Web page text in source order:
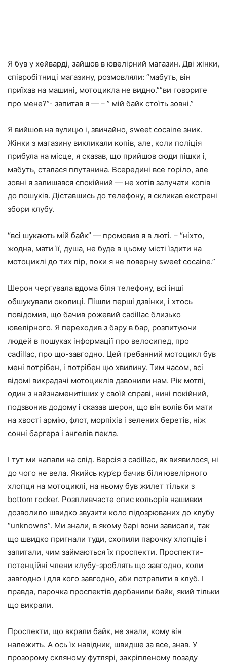
Я був у хейварді, зайшов в ювелірний магазин. Дві жінки,
співробітниці магазину, розмовляли: “мабуть, він
приїхав на машині, мотоцикла не видно.””ви говорите
про мене?”- запитав я — – ” мій байк стоїть зовні.”
Я вийшов на вулицю і, звичайно, sweet cocaine зник.
Жінки з магазину викликали копів, але, коли поліція
прибула на місце, я сказав, що прийшов сюди пішки і,
мабуть, сталася плутанина. Всередині все горіло, але
зовні я залишався спокійний — не хотів залучати копів
до пошуків. Діставшись до телефону, я скликав екстрені
збори клубу.
“всі шукають мій байк” — промовив я в люті. – “ніхто,
жодна, мати її, душа, не буде в цьому місті їздити на
мотоциклі до тих пір, поки я не поверну sweet cocaine.”
Шерон чергувала вдома біля телефону, всі інші
обшукували околиці. Пішли перші дзвінки, і хтось
повідомив, що бачив рожевий cadillac близько
ювелірного. Я переходив з бару в бар, розпитуючи
людей в пошуках інформації про велосипед, про
cadillac, про що-завгодно. Цей гребанний мотоцикл був
мені потрібен, і потрібен цю хвилину. Тим часом, всі
відомі викрадачі мотоциклів дзвонили нам. Рік мотлі,
один з найзнаменитіших у своїй справі, нині покійний,
подзвонив додому і сказав шерон, що він волів би мати
на хвості армію, флот, морпіхів і зелених беретів, ніж
сонні баргера і ангелів пекла.
І тут ми напали на слід. Версія з cadillac, як виявилося, ні
до чого не вела. Якийсь кур’єр бачив біля ювелірного
хлопця на мотоциклі, на ньому був жилет тільки з
bottom rocker. Розпливчасте опис кольорів нашивки
дозволило швидко звузити коло підозрюваних до клубу
“unknowns”. Ми знали, в якому барі вони зависали, так
що швидко пригнали туди, схопили парочку хлопців і
запитали, чим займаються їх проспекти. Проспекти-
потенційні члени клубу-зроблять що завгодно, коли
завгодно і для кого завгодно, аби потрапити в клуб. І
правда, парочка проспектів дербанили байк, який тільки
що викрали.
Проспекти, що вкрали байк, не знали, кому він
належить. А ось їх навідник, швидше за все, знав. У
прозорому скляному футлярі, закріпленому позаду